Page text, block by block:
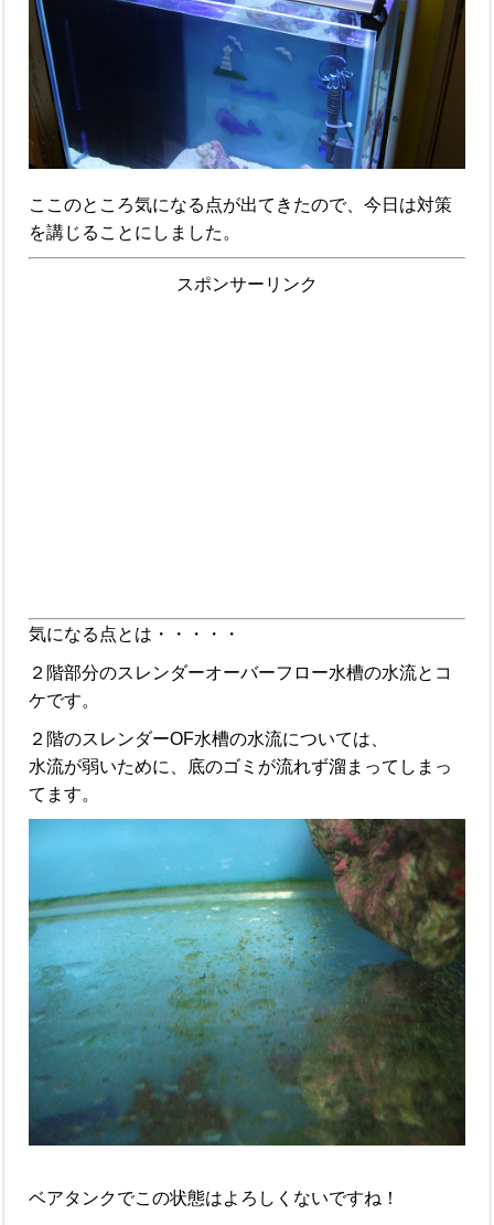
ここのところ気になる点が出てきたので、今日は対策
を講じることにしました。
スポンサーリンク
気になる点とは・・・・・
２階部分のスレンダーオーバーフロー水槽の水流とコ
ケです。
２階のスレンダーOF水槽の水流については、
水流が弱いために、底のゴミが流れず溜まってしまっ
てます。
ベアタンクでこの状態はよろしくないですね！